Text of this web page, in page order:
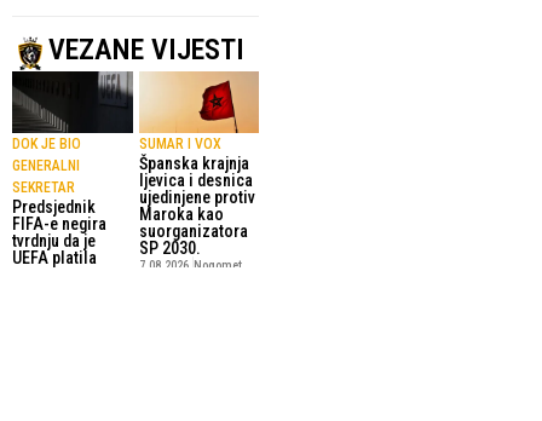
VEZANE VIJESTI
DOK JE BIO
GENERALNI
SEKRETAR
Predsjednik
FIFA-e negira
tvrdnju da je
UEFA platila
SUMAR I VOX
Španska krajnja
ljevica i desnica
ujedinjene protiv
Maroka kao
suorganizatora
SP 2030.
7.08.2026. Nogomet